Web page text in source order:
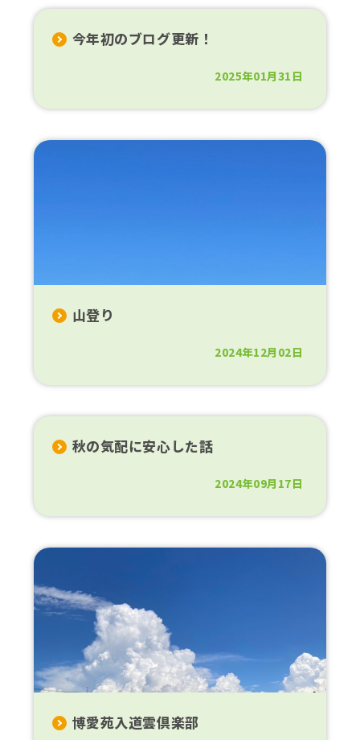
今年初のブログ更新！
2025年01月31日
山登り
2024年12月02日
秋の気配に安心した話
2024年09月17日
博愛苑入道雲倶楽部